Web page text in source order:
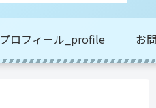
プロフィール_profile お